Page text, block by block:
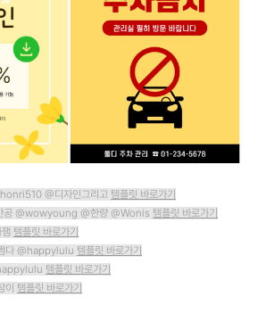
@디자인그리고 템플릿 바로가기
공 @wowyoung @한량 @Wonis 템플릿 바로가기
템플릿 바로가기
다 @happylulu 템플릿 바로가기
템플릿 바로가기
이 템플릿 바로가기